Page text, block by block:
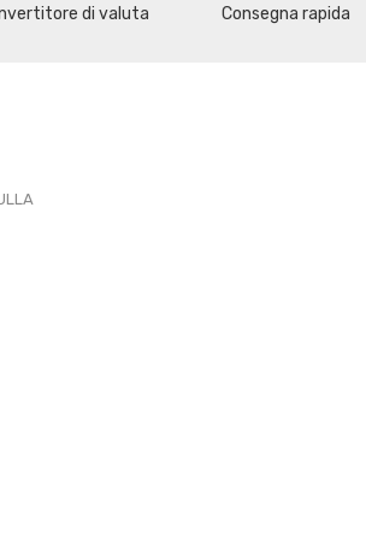
di valuta Consegna rapida